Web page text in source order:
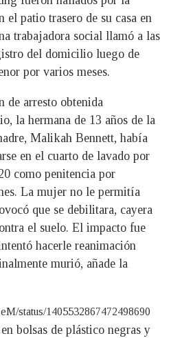
el patio trasero de su casa en
trabajadora social llamó a las
del domicilio luego de
por varios meses.
de arresto obtenida
la hermana de 13 años de la
Malikah Bennett, había
en el cuarto de lavado por
como penitencia por
La mujer no le permitía
que se debilitara, cayera
el suelo. El impacto fue
hacerle reanimación
murió, añade la
status/1405532867472498690
bolsas de plástico negras y